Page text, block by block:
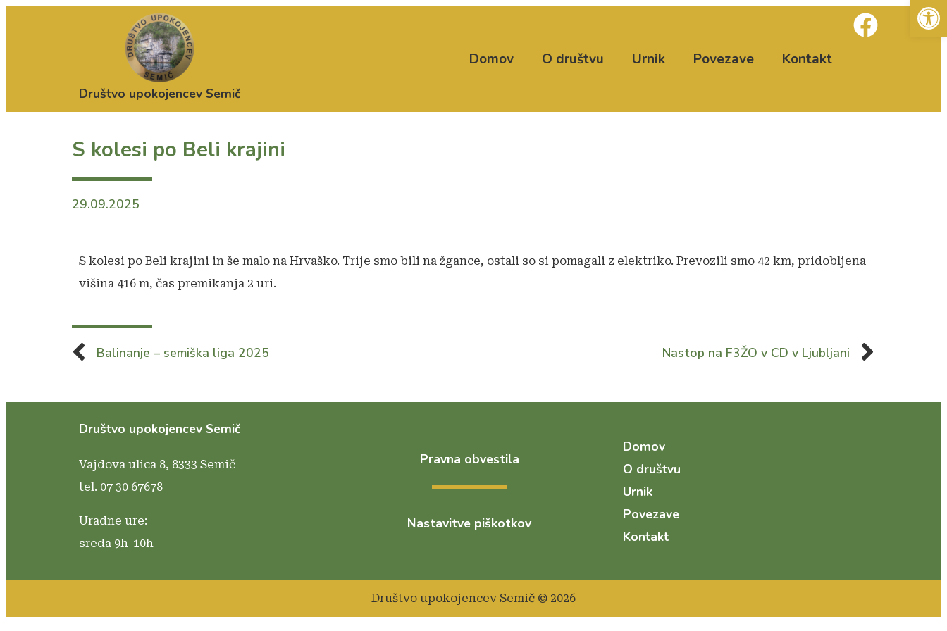
Društvo upokojencev Semič
Domov O društvu Urnik Povezave Kontakt
S kolesi po Beli krajini
29.09.2025
S kolesi po Beli krajini in še malo na Hrvaško. Trije smo bili na žgance, ostali so si pomagali z elektriko. Prevozili smo 42 km, pridobljena
višina 416 m, čas premikanja 2 uri.
Balinanje – semiška liga 2025 Nastop na F3ŽO v CD v Ljubljani
Društvo upokojencev Semič
Vajdova ulica 8, 8333 Semič
tel. 07 30 67678
Uradne ure:
sreda 9h-10h
Pravna obvestila
Nastavitve piškotkov
Domov
O društvu
Urnik
Povezave
Kontakt
Društvo upokojencev Semič © 2026